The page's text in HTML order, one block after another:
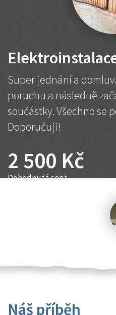
Super jednání a
poruchu a následně
součástky. Všechno se
Doporučuji!
2 500 Kč
Dohodnutá cena
Náš příběh